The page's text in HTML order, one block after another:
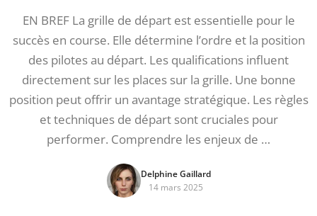
EN BREF La grille de départ est essentielle pour le
succès en course. Elle détermine l’ordre et la position
des pilotes au départ. Les qualifications influent
directement sur les places sur la grille. Une bonne
position peut offrir un avantage stratégique. Les règles
et techniques de départ sont cruciales pour
performer. Comprendre les enjeux de …
Delphine Gaillard
14 mars 2025